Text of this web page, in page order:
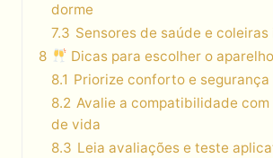
dorme
7.3 Sensores de saúde e
8
Dicas para escolher o
8.1 Priorize conforto e segurança
8.2 Avalie a compatibilidade com
de vida
8.3 Leia avaliações e teste